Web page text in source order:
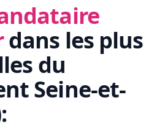
dans les plus
du
Seine-et-